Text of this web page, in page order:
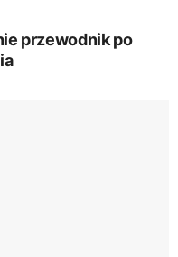
przewodnik po